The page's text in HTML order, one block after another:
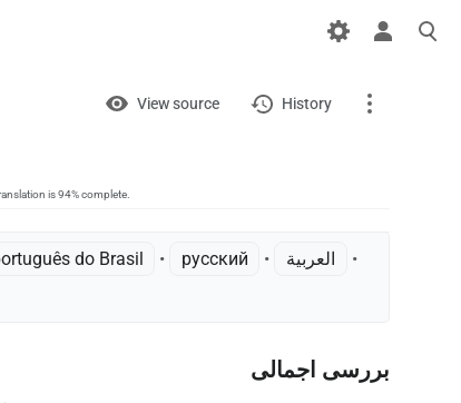
ViewView source History
What links here
is 94% complete.
do Brasil • ‎ русский • ‎ العربية
•
بررسی اجمالی